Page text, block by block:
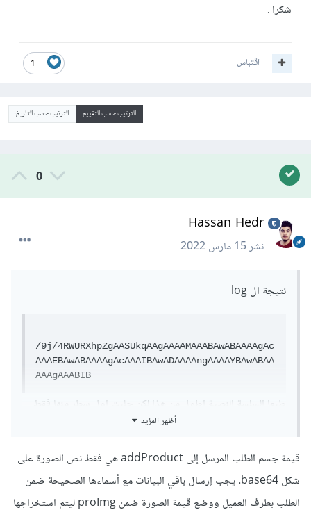
شكرا .
1 اقتباس
الترتيب حسب التقييم الترتيب حسب التاريخ
0
Hassan Hedr
نشر15 مارس 2022
نتيجة ال log
/9j/4RWURXhpZgAASUkqAAgAAAAMAAABAwABAAAAgAc
AAAEBAwABAAAAgAcAAAIBAwADAAAAngAAAAYBAwABAA
AAAgAAABIB
طبعا السلسة النصية اطول من هذا لكن جلبت اول سطر منها فقط
req
const
{proName , proQuantity, proPrice,
أظهر المزيد
قيمة جسم الطلب المرسل إلى addProduct هي فقط نص الصورة على
شكل base64، يجب إرسال باقي البيانات مع أسماءها الصحيحة ضمن
الطلب بطرف العميل ووضع قيمة الصورة ضمن proImg ليتم استخراجها